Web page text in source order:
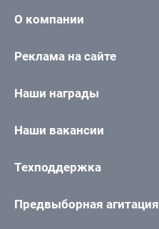
О компании
Реклама на сайте
Наши награды
Наши вакансии
Техподдержка
Предвыборная агитация